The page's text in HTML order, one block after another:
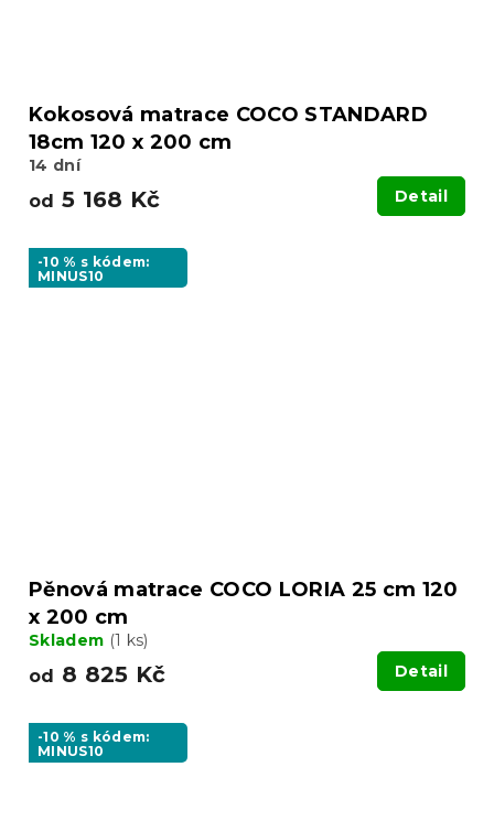
Kokosová matrace COCO STANDARD
18cm 120 x 200 cm
14 dní
od 5 168 Kč Detail
-10 % s kódem:
MINUS10
Pěnová matrace COCO LORIA 25 cm 120
x 200 cm
Skladem (1 ks)
od 8 825 Kč Detail
-10 % s kódem:
MINUS10